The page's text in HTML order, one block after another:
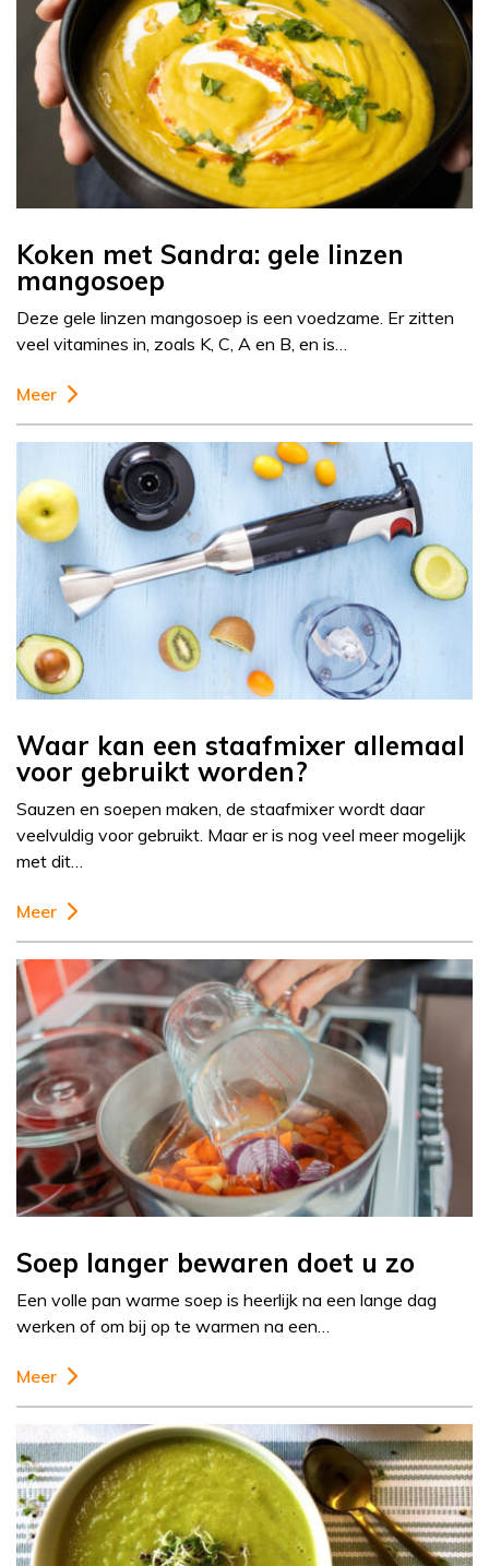
Koken met Sandra: gele linzen
mangosoep
Deze gele linzen mangosoep is een voedzame. Er zitten
veel vitamines in, zoals K, C, A en B, en is…
Meer
Waar kan een staafmixer allemaal
voor gebruikt worden?
Sauzen en soepen maken, de staafmixer wordt daar
veelvuldig voor gebruikt. Maar er is nog veel meer mogelijk
met dit…
Meer
Soep langer bewaren doet u zo
Een volle pan warme soep is heerlijk na een lange dag
werken of om bij op te warmen na een…
Meer